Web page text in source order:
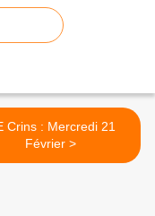
Crins : Mercredi 21
Février >